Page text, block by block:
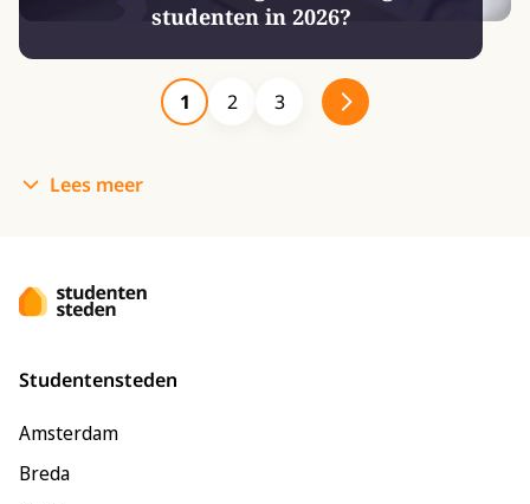
studenten in 2026?
1 2 3
Lees meer
Studentensteden
Amsterdam
Breda